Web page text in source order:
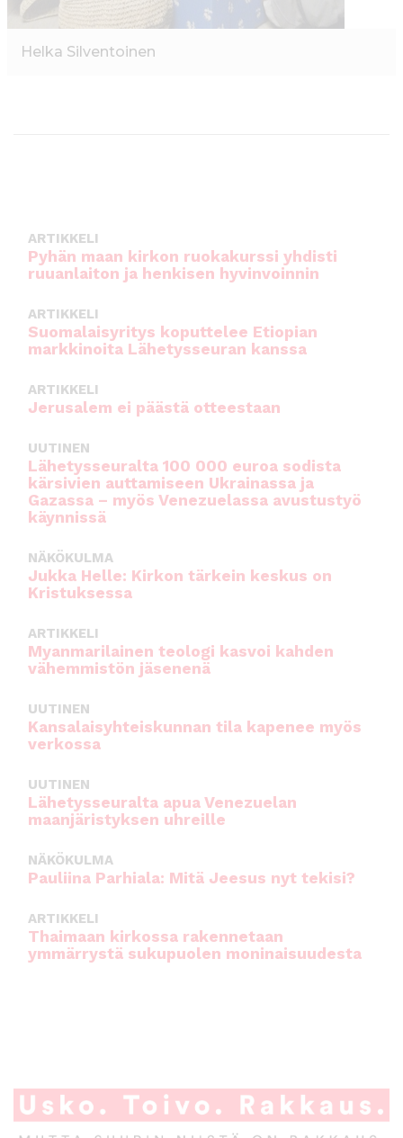
Helka Silventoinen
ARTIKKELI
Pyhän maan kirkon ruokakurssi yhdisti
ruuanlaiton ja henkisen hyvinvoinnin
ARTIKKELI
Suomalaisyritys koputtelee Etiopian
markkinoita Lähetysseuran kanssa
ARTIKKELI
Jerusalem ei päästä otteestaan
UUTINEN
Lähetysseuralta 100 000 euroa sodista
kärsivien auttamiseen Ukrainassa ja
Gazassa – myös Venezuelassa avustustyö
käynnissä
NÄKÖKULMA
Jukka Helle: Kirkon tärkein keskus on
Kristuksessa
ARTIKKELI
Myanmarilainen teologi kasvoi kahden
vähemmistön jäsenenä
UUTINEN
Kansalaisyhteiskunnan tila kapenee myös
verkossa
UUTINEN
Lähetysseuralta apua Venezuelan
maanjäristyksen uhreille
NÄKÖKULMA
Pauliina Parhiala: Mitä Jeesus nyt tekisi?
ARTIKKELI
Thaimaan kirkossa rakennetaan
ymmärrystä sukupuolen moninaisuudesta